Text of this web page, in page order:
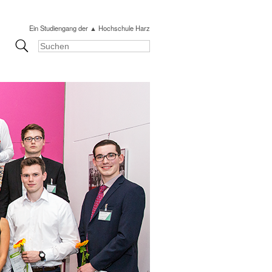
Ein Studiengang der ▲ Hochschule Harz